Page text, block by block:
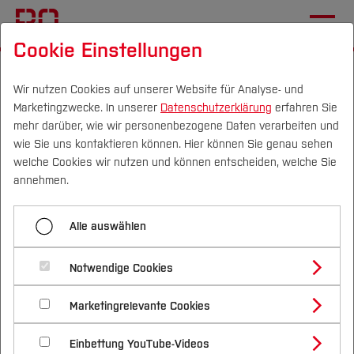
Campus Personen DE|EN Quicklinks
Studium
Studienangebote
Bachelorstudiengänge
Masterstudiengänge
Vor dem Studium
Bewerben & Einschreiben
Bewerbungsportal
Im Studium
Studienbüros und Prüfungen
Nach dem Studium
Forschung & Transfer
Profil
Forschungs- und Transferprofil
Schwerpunkte (FuT)
Beratung & Förderung
Nachhaltigkeit
Nachhaltigkeit studieren
International
Vor dem Studium
Jährliche Events
Vielen Dank...
Menü aufklappen
Vielen Dank...
Vielen Dank...
... für deine Anmeldung. Wir werden dich zeitnah
vor der Veranstaltung alle weiteren Infos
zukommen lassen!
Cookie Einstellungen
Wir nutzen Cookies auf unserer Website für Analyse- und
Marketingzwecke. In unserer Datenschutzerklärung erfahren Sie
mehr darüber, wie wir personenbezogene Daten verarbeiten und
wie Sie uns kontaktieren können. Hier können Sie genau sehen
welche Cookies wir nutzen und können entscheiden, welche Sie
annehmen.
Alle auswählen
Notwendige Cookies
Marketingrelevante Cookies
Einbettung YouTube-Videos